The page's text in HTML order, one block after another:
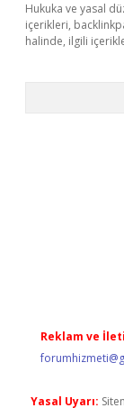
Hukuka ve yasal
içerikleri,
halinde, ilgili
Reklam ve
Yasal Uyarı: